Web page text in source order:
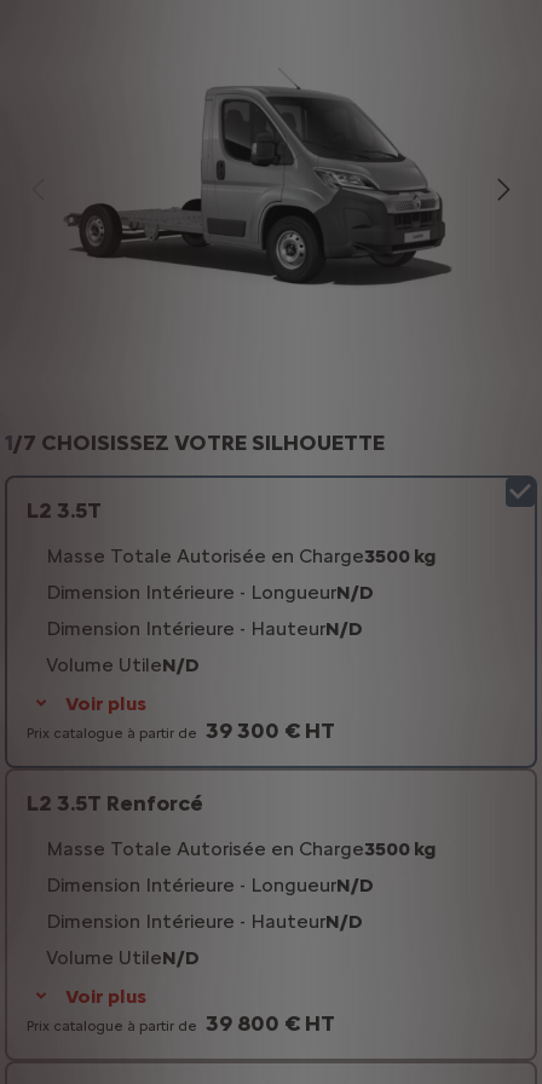
1/7 CHOISISSEZ VOTRE SILHOUETTE
L2 3.5T
Masse Totale Autorisée en Charge3500 kg
Dimension Intérieure - LongueurN/D
Dimension Intérieure - HauteurN/D
Volume UtileN/D
Voir plus
Prix catalogue à partir de 39 300 € HT
L2 3.5T Renforcé
Masse Totale Autorisée en Charge3500 kg
Dimension Intérieure - LongueurN/D
Dimension Intérieure - HauteurN/D
Volume UtileN/D
Voir plus
Prix catalogue à partir de 39 800 € HT